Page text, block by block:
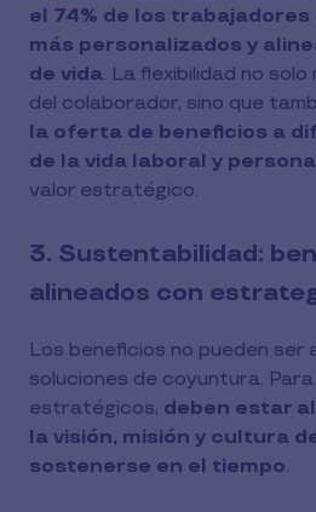
el 74% de los
más personalizados y
de vida. La flexibilidad no
del colaborador, sino que
la oferta de beneficios a
de la vida laboral y
valor estratégico.
3. Sustentabilidad:
alineados con
Los beneficios no pueden ser
soluciones de coyuntura.
estratégicos, deben estar
la visión, misión y cultura
sostenerse en el tiempo.